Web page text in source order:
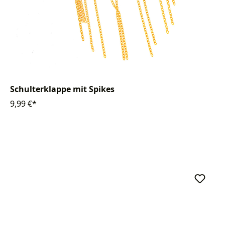
Schulterklappe mit Spikes
9,99 €*